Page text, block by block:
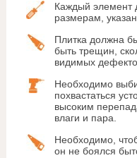
Каждый элемент
размерам,
Плитка должна
быть трещин,
видимых
Необходимо
похвастаться
высоким
влаги и пара.
Необходимо,
он не боялся